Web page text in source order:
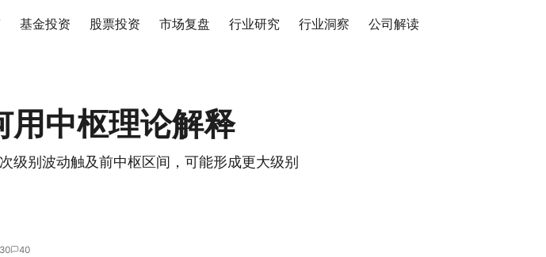
基金投资 股票投资 市场复盘 行业研究 行业洞察 公司解读
用中枢理论解释
级别波动触及前中枢区间，可能形成更大级别
40